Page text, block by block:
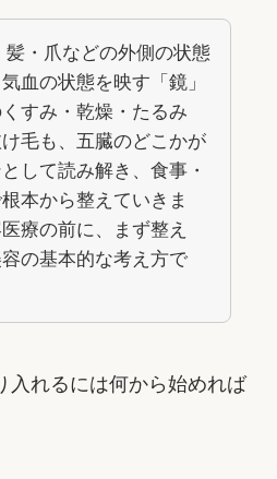
・爪などの外側の状態
血の状態を映す「鏡」
すみ・乾燥・たるみ
毛も、五臓のどこかが
して読み解き、食事・
本から整えていきま
療の前に、まず整え
の基本的な考え方で
入れるには何から始めれば